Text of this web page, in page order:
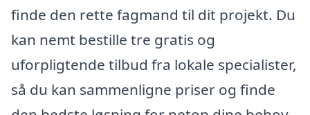
finde den rette fagmand til dit projekt. Du
kan nemt bestille tre gratis og
uforpligtende tilbud fra lokale specialister,
så du kan sammenligne priser og finde